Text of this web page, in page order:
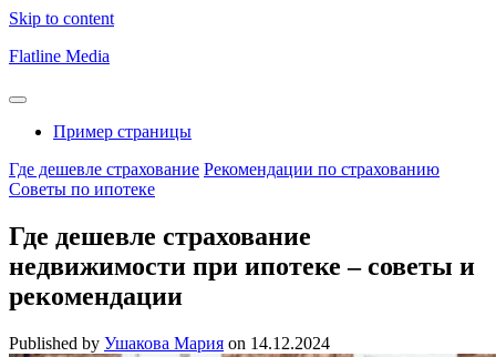
Skip to content
Flatline Media
Пример страницы
Где дешевле страхование Рекомендации по страхованию
Советы по ипотеке
Где дешевле страхование
недвижимости при ипотеке – советы и
рекомендации
Published by Ушакова Мария on 14.12.2024